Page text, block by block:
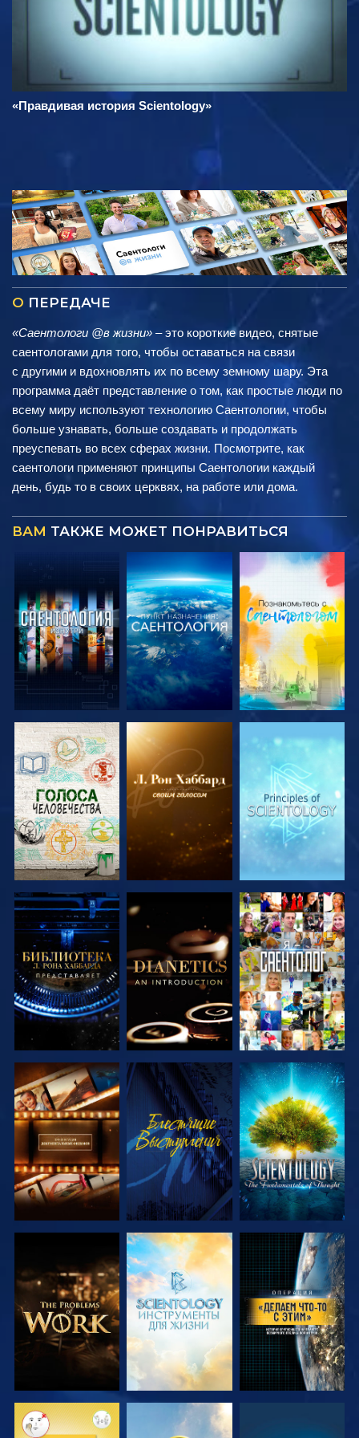
«Правдивая история Scientology»
О ПЕРЕДАЧЕ
«Саентологи @в жизни» – это короткие видео, снятые
саентологами для того, чтобы оставаться на связи
с другими и вдохновлять их по всему земному шару. Эта
программа даёт представление о том, как простые люди по
всему миру используют технологию Саентологии, чтобы
больше узнавать, больше создавать и продолжать
преуспевать во всех сферах жизни. Посмотрите, как
саентологи применяют принципы Саентологии каждый
день, будь то в своих церквях, на работе или дома.
ВАМ ТАКЖЕ МОЖЕТ ПОНРАВИТЬСЯ
СМОТРЕТЬ
ПЕРЕДАЧИ
СМОТРЕТЬ
ПЕРЕДАЧИ
СМОТРЕТЬ
ПЕРЕДАЧИ
СМОТРЕТЬ
ПЕРЕДАЧИ
СМОТРЕТЬ
ПЕРЕДАЧИ
СМОТРЕТЬ
СМОТРЕТЬ
ПЕРЕДАЧИ
СМОТРЕТЬ
СМОТРЕТЬ
ПЕРЕДАЧИ
СМОТРЕТЬ
ПЕРЕДАЧИ
СМОТРЕТЬ
ПЕРЕДАЧИ
СМОТРЕТЬ